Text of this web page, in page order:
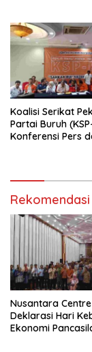
Koalisi Serikat
Partai Buruh
Konferensi Pers
RUU
Nusantara
Deklarasi Hari
Ekonomi